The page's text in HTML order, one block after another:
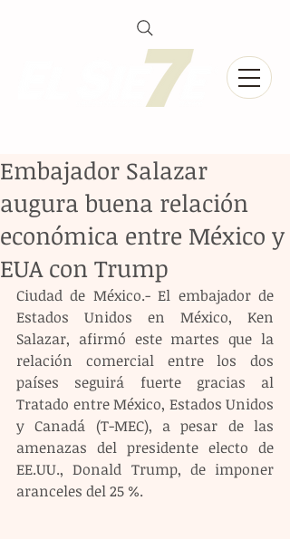
Embajador Salazar
augura buena relación
económica entre México y
EUA con Trump
Ciudad de México.- El embajador de
Estados Unidos en México, Ken
Salazar, afirmó este martes que la
relación comercial entre los dos
países seguirá fuerte gracias al
Tratado entre México, Estados Unidos
y Canadá (T-MEC), a pesar de las
amenazas del presidente electo de
EE.UU., Donald Trump, de imponer
aranceles del 25 %.